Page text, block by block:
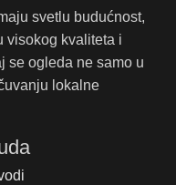
svetlu budućnost,
visokog kvaliteta i
se ogleda ne samo u
lokalne